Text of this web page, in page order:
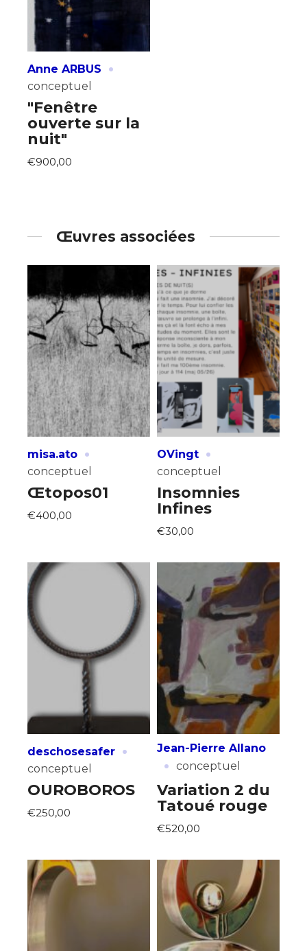
Nom
Prénom
Anne ARBUS ·
conceptuel
"Fenêtre
ouverte sur la
nuit"
€900,00
Œuvres associées
misa.ato ·
conceptuel
Œtopos01
€400,00
OVingt ·
conceptuel
Insomnies
Infines
€30,00
deschosesafer ·
conceptuel
OUROBOROS
€250,00
Jean-Pierre Allano
· conceptuel
Variation 2 du
Tatoué rouge
€520,00